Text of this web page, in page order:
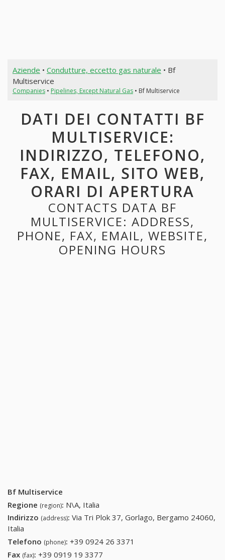
Aziende • Condutture, eccetto gas naturale • Bf
Multiservice
Companies• Pipelines, Except Natural Gas• Bf Multiservice
DATI DEI CONTATTI BF
MULTISERVICE:
INDIRIZZO, TELEFONO,
FAX, EMAIL, SITO WEB,
ORARI DI APERTURA
CONTACTS DATA BF
MULTISERVICE: ADDRESS,
PHONE, FAX, EMAIL, WEBSITE,
OPENING HOURS
Bf Multiservice
Regione (region): N\A, Italia
Indirizzo (address): Via Tri Plok 37, Gorlago, Bergamo 24060,
Italia
Telefono (phone): +39 0924 26 3371
Fax (fax): +39 0919 19 3377